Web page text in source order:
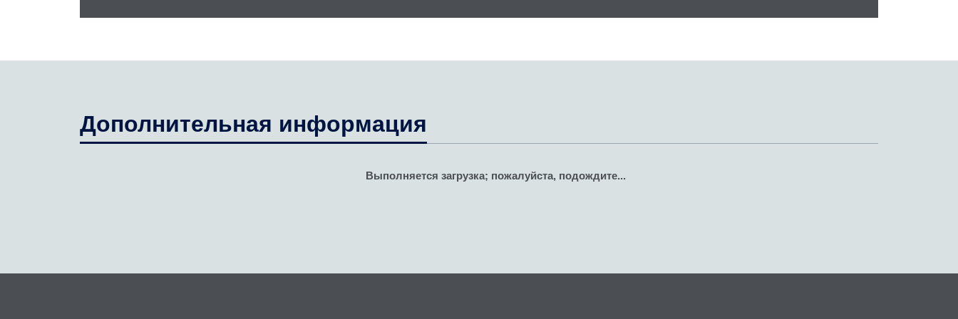
Дополнительная информация
Выполняется загрузка; пожалуйста, подождите...